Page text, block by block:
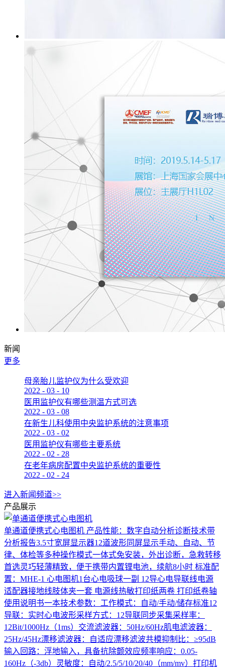
新闻
更多
母亲胎儿监护仪为什么受欢迎
2022 - 03 - 10
医用监护仪有哪些测温方式可选
2022 - 03 - 08
在新生儿科使用中央监护系统的注意事项
2022 - 03 - 02
医用监护仪有哪些主要系统
2022 - 02 - 28
在老年病房配置中央监护系统的重要性
2022 - 02 - 24
进入新闻频道>>
产品展示
单通道便携式心电图机 产品性能：数字自动分析诊断技术带
分析报告3.5寸宽屏显示器12道波形同屏显示手动、自动、节
律、体检等多种操作模式一体式免安装，外出诊断，急救转移
首选灵巧轻薄精致，便于携带内置锂电池，续航8小时 标准配
置：MHE-1 心电图机1台心电吸球一副 12导心电导联线电源
适配器接地线肢体夹一套 电源线热敏打印纸两卷 打印纸卷轴
使用说明书一本技术参数：工作模式：自动/手动/储存标准12
导联：实时心电波形采样方式：12导联同步采集采样率：
12Bit/1000Hz（1ms）交流滤波器：50Hz/60Hz肌电滤波器：
25Hz/45Hz漂移滤波器：自适应漂移滤波共模抑制比：≥95dB
输入回路：浮地输入，具备抗除颤效应频率响应：0.05-
160Hz（-3db）灵敏度：自动/2.5/5/10/20/40（mm/mv）打印机